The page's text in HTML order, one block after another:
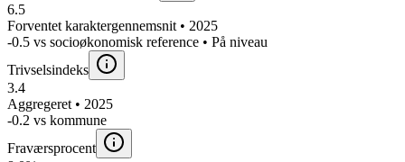
6.5
Forventet karaktergennemsnit • 2025
-0.5 vs socioøkonomisk reference • På niveau
Trivselsindeks
3.4
Aggregeret • 2025
-0.2 vs kommune
Fraværsprocent